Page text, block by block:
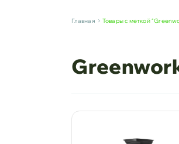
Главная Товары с меткой